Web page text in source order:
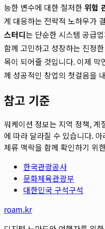
능한 변수에 대한 철저한 위험
게 대응하는 전략적 노하우가
스터디는 단순한 시스템 공급
함께 고민하고 성장하는 진정
목이 되어줄 것입니다. 이제
께 성공적인 창업의 첫걸음을
참고 기준
워케이션 정보는 지역 정책, 계
에 따라 달라질 수 있습니다.
체류 맥락을 함께 확인하기 위
한국관광공사
문화체육관광부
대한민국 구석구석
roam.kr